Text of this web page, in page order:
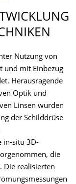
Nutzung von
und mit Einbezug
Herausragende
Optik und
Linsen wurden
der Schilddrüse
in-situ 3D-
die
Die realisierten